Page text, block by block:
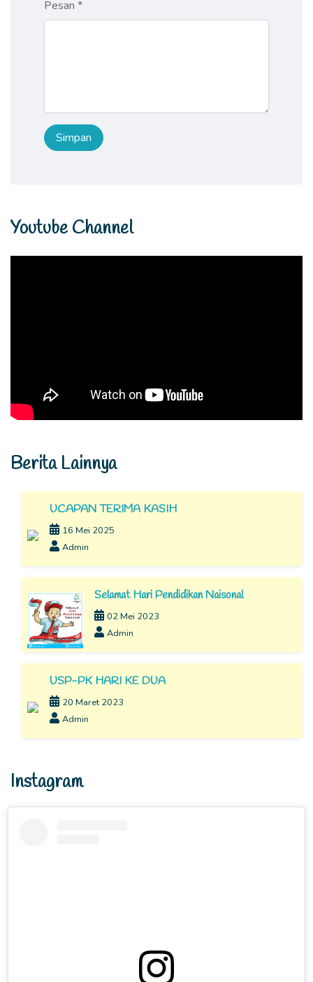
Pesan *
Youtube Channel
Berita Lainnya
UCAPAN TERIMA KASIH
16 Mei 2025
Admin
Selamat Hari Pendidikan Naisonal
02 Mei 2023
Admin
USP-PK HARI KE DUA
20 Maret 2023
Admin
Instagram